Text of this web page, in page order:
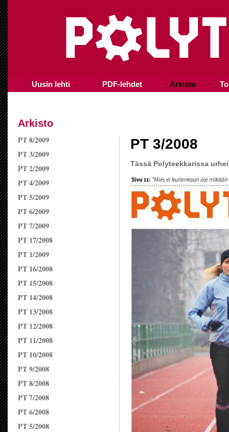
Uusin lehti PDF-lehdet Arkisto
Arkisto
PT 8/2009
PT 3/2009
PT 2/2009
PT 4/2009
PT 5/2009
PT 6/2009
PT 7/2009
PT 17/2008
PT 1/2009
PT 16/2008
PT 15/2008
PT 14/2008
PT 13/2008
PT 12/2008
PT 11/2008
PT 10/2008
PT 9/2008
PT 8/2008
PT 7/2008
PT 6/2008
PT 5/2008
PT 3/2008
Tässä Polyteekkarissa